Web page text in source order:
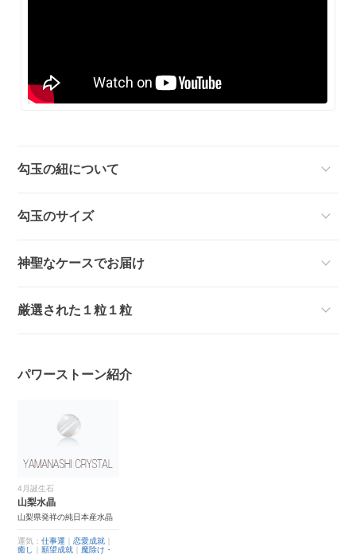
勾玉の紐について
勾玉のサイズ
神聖なケースでお届け
厳選された１粒１粒
パワーストーン紹介
4月誕生石
山梨水晶
山梨県発祥の純日本産水晶
運気：仕事運 ｜恋愛成就
癒し
願望成就 魔除け・